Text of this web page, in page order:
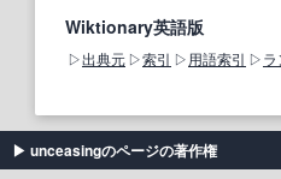
Wiktionary英語版
出典元 索引 用語索引
unceasingのページの著作権